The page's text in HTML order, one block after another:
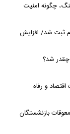
چگونه امنیت
ثبت شد/ افزایش
شد؟
و رفاه
بازنشستگان